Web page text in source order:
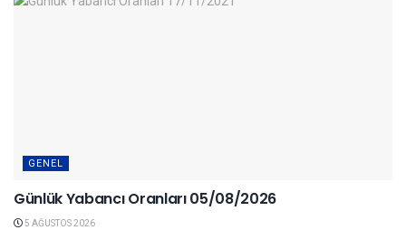
GENEL
Günlük Yabancı Oranları 05/08/2026
5 AĞUSTOS 2026